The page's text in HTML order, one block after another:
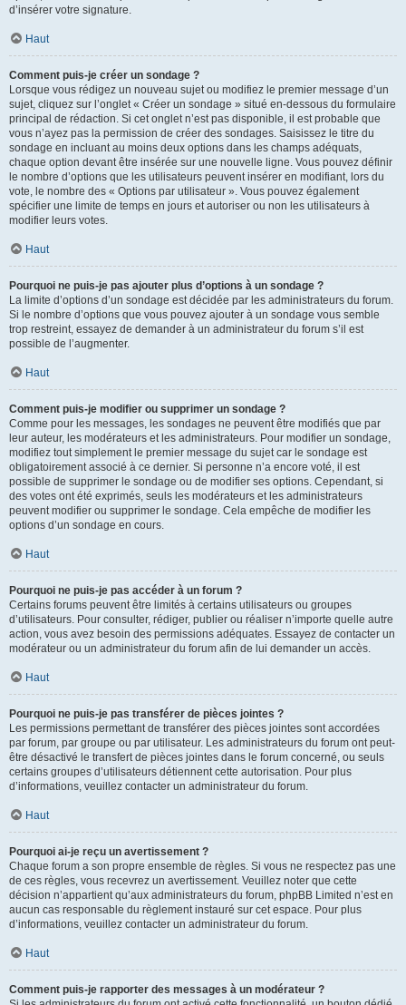
d’insérer votre signature.
Haut
Comment puis-je créer un sondage ?
Lorsque vous rédigez un nouveau sujet ou modifiez le premier message d’un
sujet, cliquez sur l’onglet « Créer un sondage » situé en-dessous du formulaire
principal de rédaction. Si cet onglet n’est pas disponible, il est probable que
vous n’ayez pas la permission de créer des sondages. Saisissez le titre du
sondage en incluant au moins deux options dans les champs adéquats,
chaque option devant être insérée sur une nouvelle ligne. Vous pouvez définir
le nombre d’options que les utilisateurs peuvent insérer en modifiant, lors du
vote, le nombre des « Options par utilisateur ». Vous pouvez également
spécifier une limite de temps en jours et autoriser ou non les utilisateurs à
modifier leurs votes.
Haut
Pourquoi ne puis-je pas ajouter plus d’options à un sondage ?
La limite d’options d’un sondage est décidée par les administrateurs du forum.
Si le nombre d’options que vous pouvez ajouter à un sondage vous semble
trop restreint, essayez de demander à un administrateur du forum s’il est
possible de l’augmenter.
Haut
Comment puis-je modifier ou supprimer un sondage ?
Comme pour les messages, les sondages ne peuvent être modifiés que par
leur auteur, les modérateurs et les administrateurs. Pour modifier un sondage,
modifiez tout simplement le premier message du sujet car le sondage est
obligatoirement associé à ce dernier. Si personne n’a encore voté, il est
possible de supprimer le sondage ou de modifier ses options. Cependant, si
des votes ont été exprimés, seuls les modérateurs et les administrateurs
peuvent modifier ou supprimer le sondage. Cela empêche de modifier les
options d’un sondage en cours.
Haut
Pourquoi ne puis-je pas accéder à un forum ?
Certains forums peuvent être limités à certains utilisateurs ou groupes
d’utilisateurs. Pour consulter, rédiger, publier ou réaliser n’importe quelle autre
action, vous avez besoin des permissions adéquates. Essayez de contacter un
modérateur ou un administrateur du forum afin de lui demander un accès.
Haut
Pourquoi ne puis-je pas transférer de pièces jointes ?
Les permissions permettant de transférer des pièces jointes sont accordées
par forum, par groupe ou par utilisateur. Les administrateurs du forum ont peut-
être désactivé le transfert de pièces jointes dans le forum concerné, ou seuls
certains groupes d’utilisateurs détiennent cette autorisation. Pour plus
d’informations, veuillez contacter un administrateur du forum.
Haut
Pourquoi ai-je reçu un avertissement ?
Chaque forum a son propre ensemble de règles. Si vous ne respectez pas une
de ces règles, vous recevrez un avertissement. Veuillez noter que cette
décision n’appartient qu’aux administrateurs du forum, phpBB Limited n’est en
aucun cas responsable du règlement instauré sur cet espace. Pour plus
d’informations, veuillez contacter un administrateur du forum.
Haut
Comment puis-je rapporter des messages à un modérateur ?